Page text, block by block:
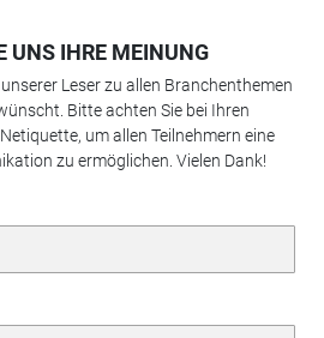
UNS IHRE MEINUNG
Leser zu allen Branchenthemen
Bitte achten Sie bei Ihren
um allen Teilnehmern eine
zu ermöglichen. Vielen Dank!